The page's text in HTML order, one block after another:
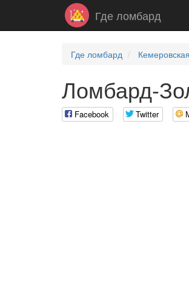
Где ломбард
Где ломбард
Ломбард-
Facebook Twitter